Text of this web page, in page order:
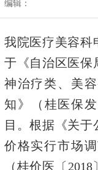
编辑：
我院医疗美容科
于《自治区医保
神治疗类、美
知》（桂医保
目。根据《关于
价格实行市场
（桂价医〔